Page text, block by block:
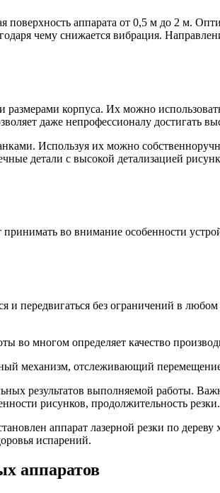
аппарата от 0,5 м до 2 м.
чему снижается вибрация.
корпуса. Их можно
даже непрофессионалу достигать
Используя их можно
детали с высокой детализацией
во внимание особенности
и передвигаться без ограничений в
во многом определяет качество
механизм, отслеживающий
результатов выполняемой работы.
рисунков, продолжительность резки.
аппарат лазерной резки по
испарений.
аппаратов